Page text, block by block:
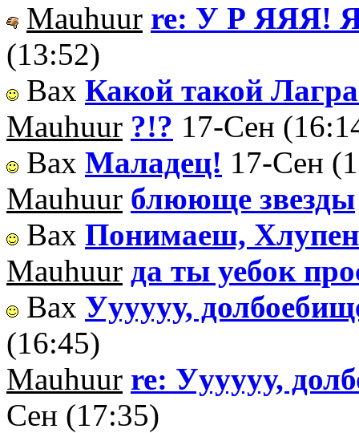
Mauhuur re: У Р ЯЯЯ!
(13:52)
Вах Какой такой
Mauhuur ?!? 17-Сен
Вах Маладец! 17-Сен
Mauhuur блююще звезды
Вах Понимаеш,
Mauhuur да ты уебок
Вах Уууууу,
(16:45)
Mauhuur re: Уууууу,
Сен (17:35)